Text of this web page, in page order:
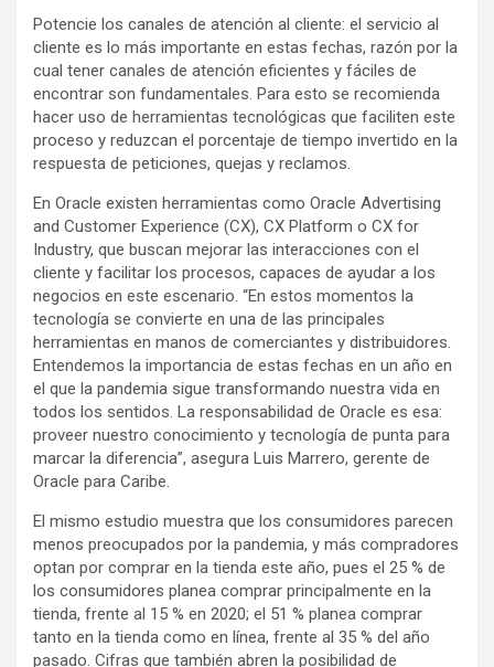
Potencie los canales de atención al cliente: el servicio al
cliente es lo más importante en estas fechas, razón por la
cual tener canales de atención eficientes y fáciles de
encontrar son fundamentales. Para esto se recomienda
hacer uso de herramientas tecnológicas que faciliten este
proceso y reduzcan el porcentaje de tiempo invertido en la
respuesta de peticiones, quejas y reclamos.
En Oracle existen herramientas como Oracle Advertising
and Customer Experience (CX), CX Platform o CX for
Industry, que buscan mejorar las interacciones con el
cliente y facilitar los procesos, capaces de ayudar a los
negocios en este escenario. “En estos momentos la
tecnología se convierte en una de las principales
herramientas en manos de comerciantes y distribuidores.
Entendemos la importancia de estas fechas en un año en
el que la pandemia sigue transformando nuestra vida en
todos los sentidos. La responsabilidad de Oracle es esa:
proveer nuestro conocimiento y tecnología de punta para
marcar la diferencia”, asegura Luis Marrero, gerente de
Oracle para Caribe.
El mismo estudio muestra que los consumidores parecen
menos preocupados por la pandemia, y más compradores
optan por comprar en la tienda este año, pues el 25 % de
los consumidores planea comprar principalmente en la
tienda, frente al 15 % en 2020; el 51 % planea comprar
tanto en la tienda como en línea, frente al 35 % del año
pasado. Cifras que también abren la posibilidad de